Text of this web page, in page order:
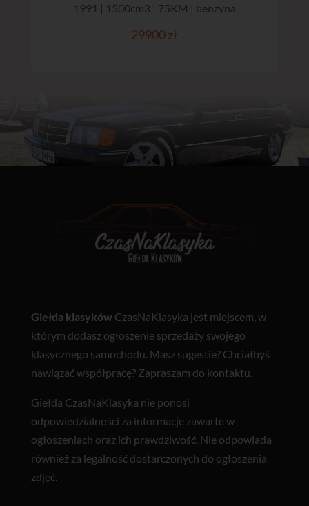
1991 | 1500cm3 | 75KM | benzyna
29900 zł
Giełda klasyków CzasNaKlasyka jest miejscem, w
którym dodasz ogłoszenie sprzedaży swojego
klasycznego samochodu. Masz sugestie? Chciałbyś
nawiązać współpracę? Zapraszam do kontaktu.
Giełda CzasNaKlasyka nie ponosi
odpowiedzialności za informacje zawarte w
ogłoszeniach oraz ich prawdziwość. Nie odpowiada
również za legalność dostarczonych do ogłoszenia
zdjęć.